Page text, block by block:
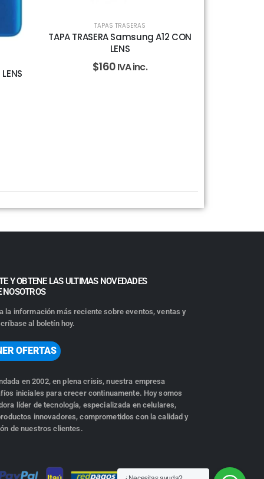
TAPAS TRASERAS
TAPA TRASERA Samsung A12 CON
LENS
$160IVA inc.
Y OBTENE LAS ULTIMAS NOVEDADES
NOSOTROS
la información más reciente sobre eventos, ventas y
al boletín hoy.
OFERTAS
en 2002, en plena crisis, nuestra empresa
iniciales para crecer continuamente. Hoy somos
líder de tecnología, especializada en celulares,
innovadores, comprometidos con la calidad y
de nuestros clientes.